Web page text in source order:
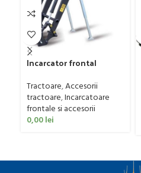
Incarcator frontal
model PFP30, 15-35 CP
Tractoare,Accesorii
tractoare,Incarcatoare
frontale si accesorii
0,00lei